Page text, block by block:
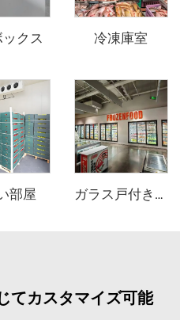
クス 冷凍庫室
部屋 ガラス戸付き陳列用冷蔵庫/冷凍庫（歩行入用）
てカスタマイズ可能